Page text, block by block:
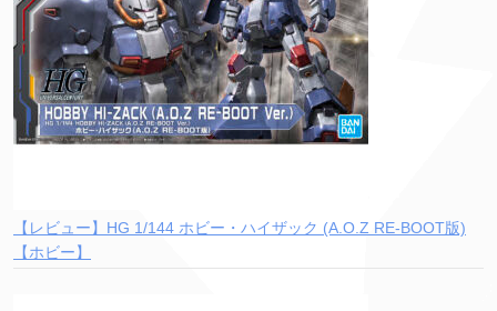
【レビュー】HG 1/144 ホビー・ハイザック (A.O.Z RE-BOOT版)
【ホビー】